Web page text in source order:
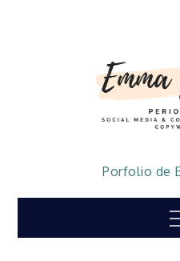
Porfolio de